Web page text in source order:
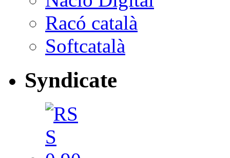
Racó català
Softcatalà
Syndicate